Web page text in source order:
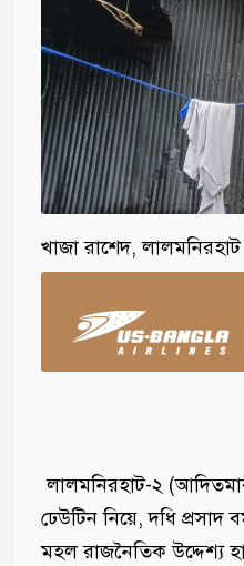
‎খাজা রাশেদ, ​লালমনিরহাট
লালমনিরহাট-২
ঢেউটিন নিয়ে, দধি প্রসাদ
মহল রাজনৈতিক উদ্দেশ্য